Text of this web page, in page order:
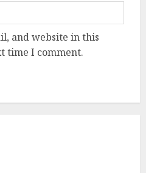
and website in this
time I comment.